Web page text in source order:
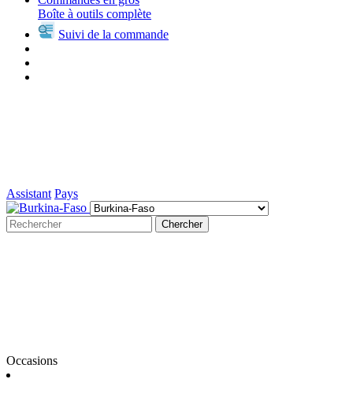
Boîte à outils complète
Suivi de la commande
Assistant Pays
Chercher
Occasions